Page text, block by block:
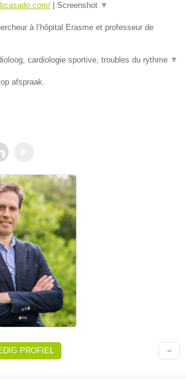
Screenshot ▼
à l’hôpital Erasme et professeur de
cardiologie sportive, troubles du rythme ▼
afspraak.
PROFIEL